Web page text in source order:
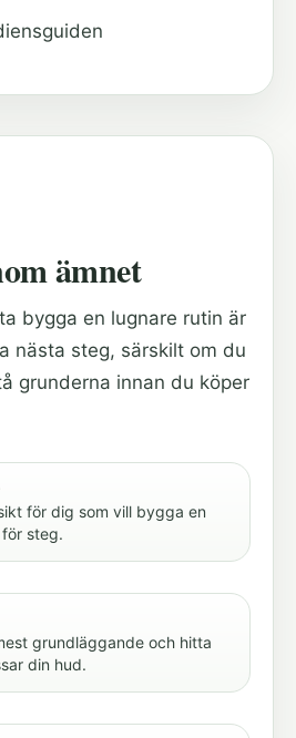
ämnet
bygga en lugnare rutin är
nästa steg, särskilt om du
grunderna innan du köper
för dig som vill bygga en
steg.
grundläggande och hitta
din hud.